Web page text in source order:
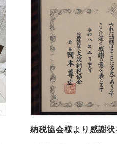
納税協会様より感謝